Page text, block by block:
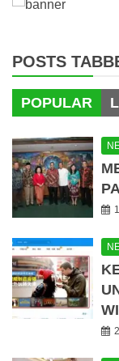
POSTS
POPULAR